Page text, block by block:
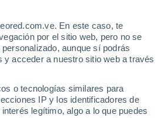
En este caso, te
por el sitio web, pero no se
aunque sí podrás
acceder a nuestro sitio web a través
o tecnologías similares para
IP y los identificadores de
legítimo, algo a lo que puedes